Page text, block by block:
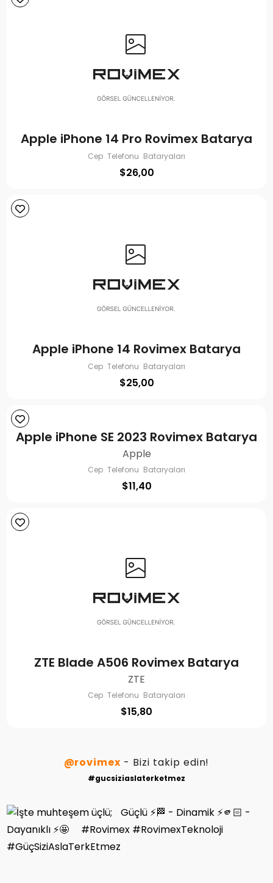
Apple iPhone 14 Pro Rovimex Batarya
Cep Telefonu Bataryaları
$26,00
Apple iPhone 14 Rovimex Batarya
Cep Telefonu Bataryaları
$25,00
Apple iPhone SE 2023 Rovimex Batarya
Apple
Cep Telefonu Bataryaları
$11,40
ZTE Blade A506 Rovimex Batarya
ZTE
Cep Telefonu Bataryaları
$15,80
@rovimex - Bizi takip edin!
#gucsiziaslaterketmez